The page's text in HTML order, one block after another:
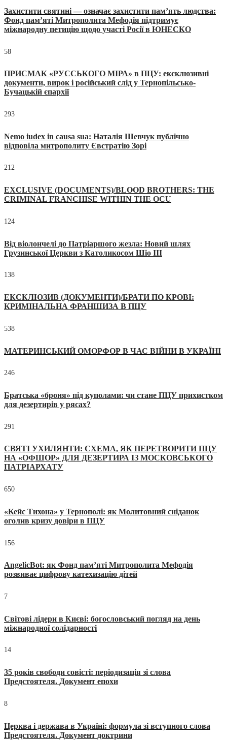
Захистити святині — означає захистити пам’ять людства:
Фонд пам’яті Митрополита Мефодія підтримує
міжнародну петицію щодо участі Росії в ЮНЕСКО
58
ПРИСМАК «РУССЬКОГО МІРА» в ПЦУ: ексклюзивні
документи, вирок і російський слід у Тернопільсько-
Бучацькій єпархії
293
Nemo iudex in causa sua: Наталія Шевчук публічно
відповіла митрополиту Євстратію Зорі
212
EXCLUSIVE (DOCUMENTS)/BLOOD BROTHERS: THE
CRIMINAL FRANCHISE WITHIN THE OCU
124
Від віолончелі до Патріаршого жезла: Новий шлях
Грузинської Церкви з Католикосом Шіо III
138
ЕКСКЛЮЗИВ (ДОКУМЕНТИ)/БРАТИ ПО КРОВІ:
КРИМІНАЛЬНА ФРАНШИЗА В ПЦУ
538
МАТЕРИНСЬКИЙ ОМОРФОР В ЧАС ВІЙНИ В УКРАЇНІ
246
Братська «броня» під куполами: чи стане ПЦУ прихистком
для дезертирів у рясах?
291
СВЯТІ УХИЛЯНТИ: СХЕМА, ЯК ПЕРЕТВОРИТИ ПЦУ
НА «ОФШОР» ДЛЯ ДЕЗЕРТИРА ІЗ МОСКОВСЬКОГО
ПАТРІАРХАТУ
650
«Кейс Тихона» у Тернополі: як Молитовний сніданок
оголив кризу довіри в ПЦУ
156
AngelicBot: як Фонд пам’яті Митрополита Мефодія
розвиває цифрову катехизацію дітей
7
Світові лідери в Києві: богословський погляд на день
міжнародної солідарності
14
35 років свободи совісті: періодизація зі слова
Предстоятеля. Документ епохи
8
Церква і держава в Україні: формула зі вступного слова
Предстоятеля. Документ доктрини